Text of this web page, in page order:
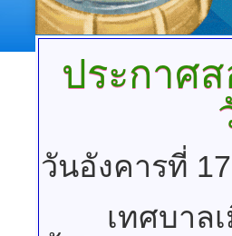
ประกาศ
วันอังคารที่
เทศบาลเมื